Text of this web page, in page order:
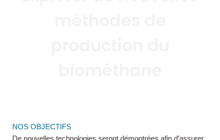
NOS OBJECTIFS